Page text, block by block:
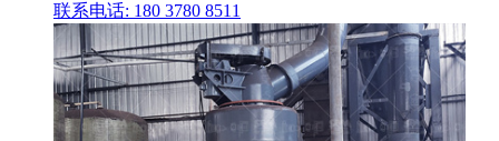
联系电话: 180 3780 8511